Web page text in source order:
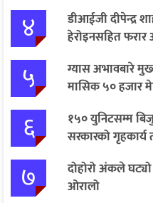
४
डीआईजी दीपेन्द्र
हेरोइनसहित फरार
५
ग्यास अभावबारे
मासिक ५० हजार
६
१५० युनिटसम्म
सरकारको गृहकार्य
७
दोहोरो अंकले
ओरालो